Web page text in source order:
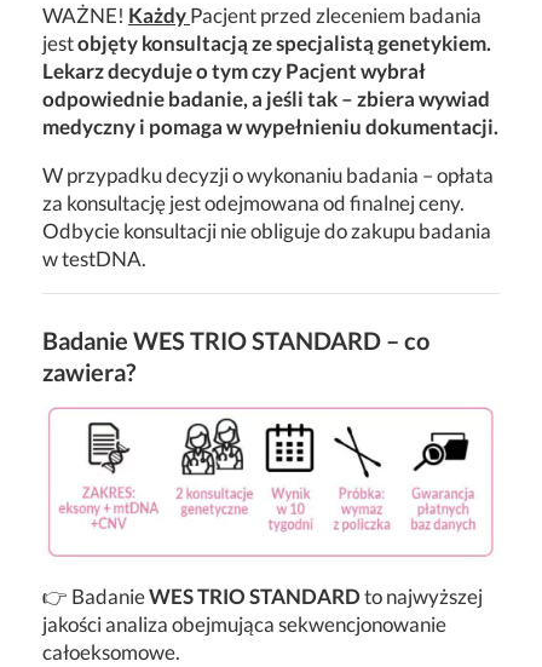
WAŻNE! KażdyPacjent przed zleceniem badania
jestobjęty konsultacją ze specjalistą genetykiem.
Lekarz decyduje o tym czy Pacjent wybrał
odpowiednie badanie, a jeśli tak – zbiera wywiad
medyczny i pomaga w wypełnieniu dokumentacji.
W przypadku decyzji o wykonaniu badania – opłata
za konsultację jest odejmowana od finalnej ceny.
Odbycie konsultacji nie obliguje do zakupu badania
w testDNA.
Badanie WES TRIO STANDARD – co
zawiera?
👉 BadanieWES TRIO STANDARDto najwyższej
jakości analiza obejmująca sekwencjonowanie
całoeksomowe.